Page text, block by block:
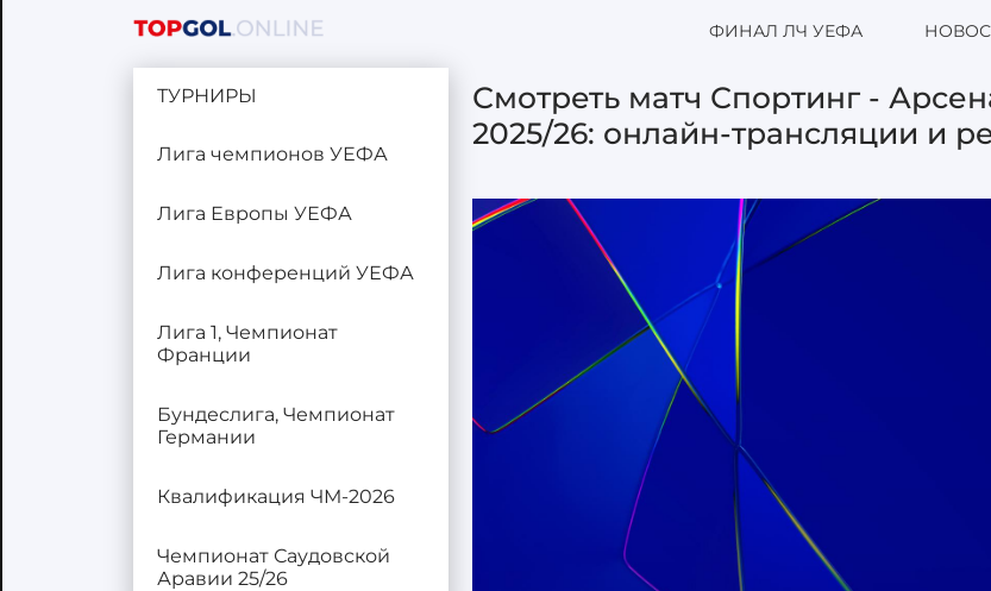
ФИНАЛ ЛЧ УЕФА
ТУРНИРЫ
Лига чемпионов УЕФА
Лига Европы УЕФА
Лига конференций УЕФА
Лига 1, Чемпионат
Франции
Бундеслига, Чемпионат
Германии
Квалификация ЧМ-2026
Чемпионат Саудовской
Аравии 25/26
Смотреть матч Спортинг -
2025/26: онлайн-трансляции и